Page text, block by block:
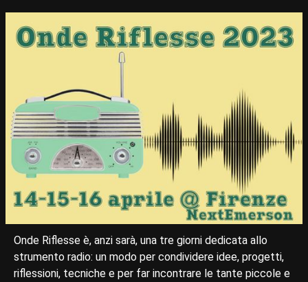
Onde Riflesse è, anzi sarà, una tre giorni dedicata allo
strumento radio: un modo per condividere idee, progetti,
riflessioni, tecniche e per far incontrare le tante piccole e